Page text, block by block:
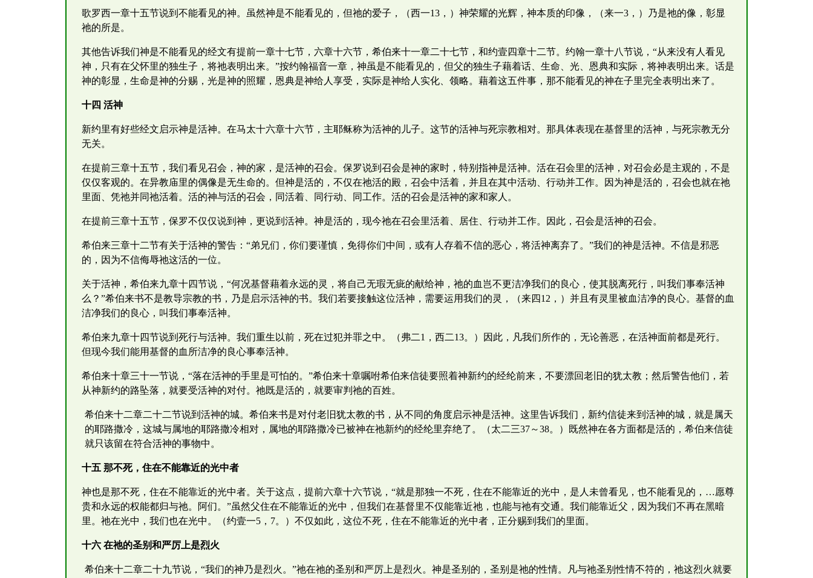
歌罗西一章十五节说到不能看见的神。虽然神是不能看见的，但祂的爱子，（西一13，）神荣耀的光辉，神本质的印像，（来一3，）乃是祂的像，彰显
祂的所是。
其他告诉我们神是不能看见的经文有提前一章十七节，六章十六节，希伯来十一章二十七节，和约壹四章十二节。约翰一章十八节说，“从来没有人看见
神，只有在父怀里的独生子，将祂表明出来。”按约翰福音一章，神虽是不能看见的，但父的独生子藉着话、生命、光、恩典和实际，将神表明出来。话是
神的彰显，生命是神的分赐，光是神的照耀，恩典是神给人享受，实际是神给人实化、领略。藉着这五件事，那不能看见的神在子里完全表明出来了。
十四 活神
新约里有好些经文启示神是活神。在马太十六章十六节，主耶稣称为活神的儿子。这节的活神与死宗教相对。那具体表现在基督里的活神，与死宗教无分
无关。
在提前三章十五节，我们看见召会，神的家，是活神的召会。保罗说到召会是神的家时，特别指神是活神。活在召会里的活神，对召会必是主观的，不是
仅仅客观的。在异教庙里的偶像是无生命的。但神是活的，不仅在祂活的殿，召会中活着，并且在其中活动、行动并工作。因为神是活的，召会也就在祂
里面、凭祂并同祂活着。活的神与活的召会，同活着、同行动、同工作。活的召会是活神的家和家人。
在提前三章十五节，保罗不仅仅说到神，更说到活神。神是活的，现今祂在召会里活着、居住、行动并工作。因此，召会是活神的召会。
希伯来三章十二节有关于活神的警告：“弟兄们，你们要谨慎，免得你们中间，或有人存着不信的恶心，将活神离弃了。”我们的神是活神。不信是邪恶
的，因为不信侮辱祂这活的一位。
关于活神，希伯来九章十四节说，“何况基督藉着永远的灵，将自己无瑕无疵的献给神，祂的血岂不更洁净我们的良心，使其脱离死行，叫我们事奉活神
么？”希伯来书不是教导宗教的书，乃是启示活神的书。我们若要接触这位活神，需要运用我们的灵，（来四12，）并且有灵里被血洁净的良心。基督的血
洁净我们的良心，叫我们事奉活神。
希伯来九章十四节说到死行与活神。我们重生以前，死在过犯并罪之中。（弗二1，西二13。）因此，凡我们所作的，无论善恶，在活神面前都是死行。
但现今我们能用基督的血所洁净的良心事奉活神。
希伯来十章三十一节说，“落在活神的手里是可怕的。”希伯来十章嘱咐希伯来信徒要照着神新约的经纶前来，不要漂回老旧的犹太教；然后警告他们，若
从神新约的路坠落，就要受活神的对付。祂既是活的，就要审判祂的百姓。
希伯来十二章二十二节说到活神的城。希伯来书是对付老旧犹太教的书，从不同的角度启示神是活神。这里告诉我们，新约信徒来到活神的城，就是属天
的耶路撒冷，这城与属地的耶路撒冷相对，属地的耶路撒冷已被神在祂新约的经纶里弃绝了。（太二三37～38。）既然神在各方面都是活的，希伯来信徒
就只该留在符合活神的事物中。
十五 那不死，住在不能靠近的光中者
神也是那不死，住在不能靠近的光中者。关于这点，提前六章十六节说，“就是那独一不死，住在不能靠近的光中，是人未曾看见，也不能看见的，…愿尊
贵和永远的权能都归与祂。阿们。”虽然父住在不能靠近的光中，但我们在基督里不仅能靠近祂，也能与祂有交通。我们能靠近父，因为我们不再在黑暗
里。祂在光中，我们也在光中。（约壹一5，7。）不仅如此，这位不死，住在不能靠近的光中者，正分赐到我们的里面。
十六 在祂的圣别和严厉上是烈火
希伯来十二章二十九节说，“我们的神乃是烈火。”祂在祂的圣别和严厉上是烈火。神是圣别的，圣别是祂的性情。凡与祂圣别性情不符的，祂这烈火就要